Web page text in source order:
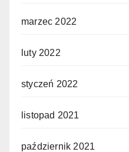
marzec 2022
luty 2022
styczeń 2022
listopad 2021
październik 2021